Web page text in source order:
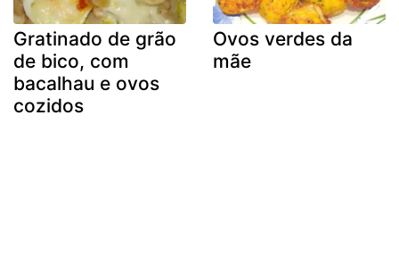
Gratinado de grão
de bico, com
bacalhau e ovos
cozidos
Ovos verdes da
mãe